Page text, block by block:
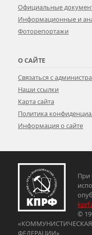
Официальные
Информационные и
Фоторепортажи
О САЙТЕ
Связаться с
Наши ссылки
Карта сайта
Политика
Информация о сайте
При
©
ФЕДЕРАЦИИ»